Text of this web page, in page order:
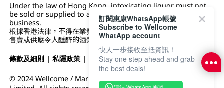
Under the law of Hong Kong, intoxicating liquor must not
be sold or supplied to a minor (under 18) in the course of
business.
根據香港法律，不得在業務過程中，向未成年人 (18 歲以下人士)
售賣或供應令人醺醉的酒類。
條款及細則 |私隱政策 | DFI零售集團
© 2024 Wellcome / Market Place. The Dairy Farm Company
訂閱惠康WhatsApp帳號
Subscribe to Wellcome
WhatApp account
快人一步接收至抵資訊！
Stay one step ahead and grab
the best deals!